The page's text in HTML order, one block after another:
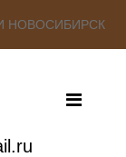
НОВОСИБИРСК